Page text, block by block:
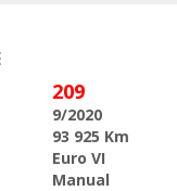
209
9/2020
93 925 Km
Euro VI
Manual